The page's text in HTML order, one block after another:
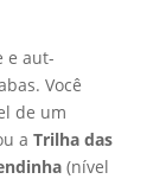
e aut-
Você
de um
a Trilha das
(nível